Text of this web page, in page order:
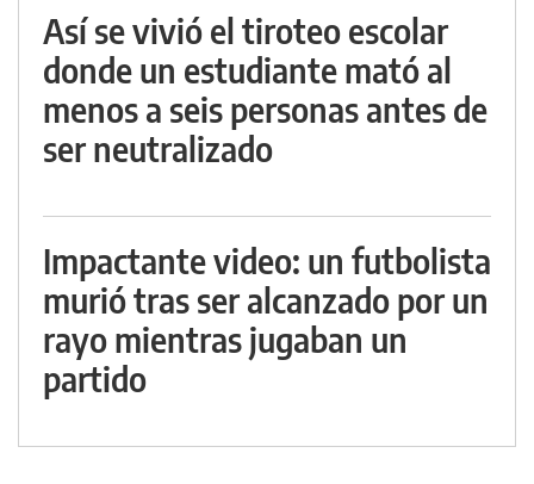
Así se vivió el tiroteo escolar
donde un estudiante mató al
menos a seis personas antes de
ser neutralizado
Impactante video: un futbolista
murió tras ser alcanzado por un
rayo mientras jugaban un
partido